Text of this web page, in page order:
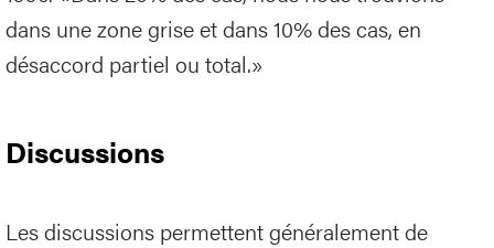
dans une zone grise et dans 10% des cas, en
désaccord partiel ou total.»
Discussions
Les discussions permettent généralement de